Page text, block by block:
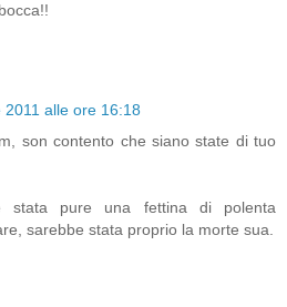
2011 alle ore 16:18
son contento che siano state di tuo
stata pure una fettina di polenta
sarebbe stata proprio la morte sua.